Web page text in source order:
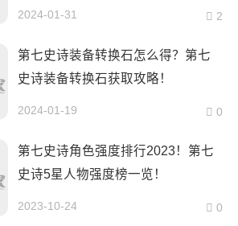
2024-01-31 2
第七史诗装备转换石怎么得？第七
史诗装备转换石获取攻略！
2024-01-19 0
第七史诗角色强度排行2023！第七
史诗5星人物强度榜一览！
2023-10-24 0